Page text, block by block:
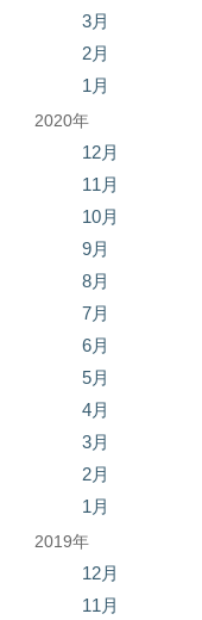
3月
2月
1月
2020年
12月
11月
10月
9月
8月
7月
6月
5月
4月
3月
2月
1月
2019年
12月
11月